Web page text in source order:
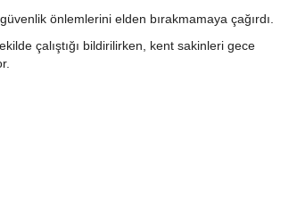
önlemlerini elden bırakmamaya çağırdı.
çalıştığı bildirilirken, kent sakinleri gece